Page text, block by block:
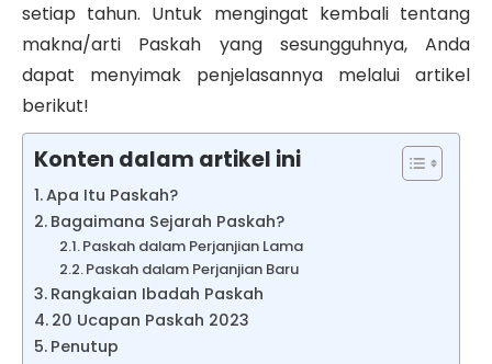
setiap tahun. Untuk mengingat kembali tentang
makna/arti Paskah yang sesungguhnya, Anda
dapat menyimak penjelasannya melalui artikel
berikut!
Konten dalam artikel ini
Apa Itu Paskah?
Bagaimana Sejarah Paskah?
Paskah dalam Perjanjian Lama
Paskah dalam Perjanjian Baru
Rangkaian Ibadah Paskah
20 Ucapan Paskah 2023
Penutup